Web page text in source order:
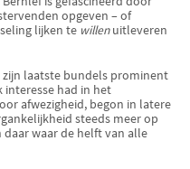
opgeven – of
lijken te willenuitleveren
laatste bundels prominent
interesse had in het
afwezigheid, begon in latere
steeds meer op
waar de helft van alle